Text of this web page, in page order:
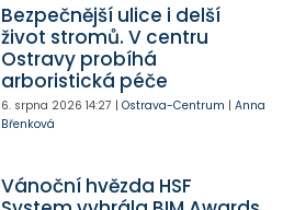
Bezpečnější ulice i delší
život stromů. V centru
Ostravy probíhá
arboristická péče
6. srpna 2026 14:27 | Ostrava-Centrum | Anna
Břenková
Vánoční hvězda HSF